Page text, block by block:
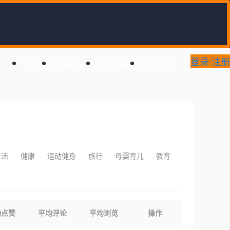
登录/注册
健康 运动健身 旅行 母婴育儿 教育
赞 平均评论 平均浏览 操作